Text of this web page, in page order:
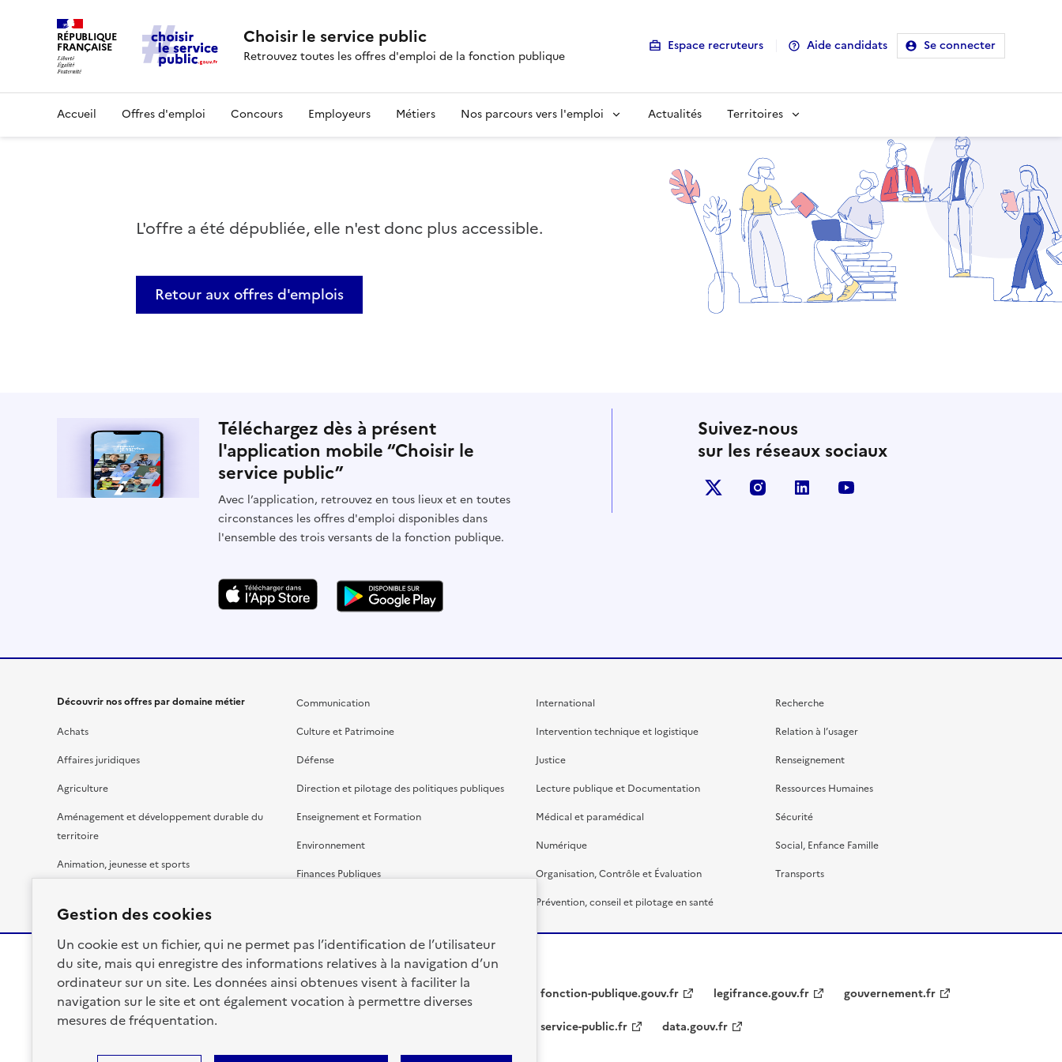
Gestion des cookies
Un cookie est un fichier, qui ne permet pas l’identification de l’utilisateur
du site, mais qui enregistre des informations relatives à la navigation d’un
ordinateur sur un site. Les données ainsi obtenues visent à faciliter la
navigation sur le site et ont également vocation à permettre diverses
mesures de fréquentation.
RÉPUBLIQUE
FRANÇAISE Choisir le service public
Retrouvez toutes les offres d'emploi de la fonction publique
Espace recruteurs Aide candidats Se connecter
Accueil Offres d'emploi Concours Employeurs Métiers Nos parcours vers l'emploi Actualités Territoires
L'offre a été dépubliée, elle n'est donc plus accessible.
Retour aux offres d'emplois
Téléchargez dès à présent
l'application mobile “Choisir le
service public”
Avec l’application, retrouvez en tous lieux et en toutes
circonstances les offres d'emploi disponibles dans
l'ensemble des trois versants de la fonction publique.
Suivez-nous
sur les réseaux sociaux
X (anciennement Twitter)
instagramlinkedin
Découvrir nos offres par domaine métier
Achats
Affaires juridiques
Agriculture
Aménagement et développement durable du
territoire
Animation, jeunesse et sports
Communication
Culture et Patrimoine
Défense
Direction et pilotage des politiques publiques
Enseignement et Formation
Environnement
Finances Publiques
International
Intervention technique et logistique
Justice
Lecture publique et Documentation
Médical et paramédical
Numérique
Organisation, Contrôle et Évaluation
Prévention, conseil et pilotage en santé
Recherche
Relation à l’usager
Renseignement
Ressources Humaines
Sécurité
Social, Enfance Famille
Transports
RÉPUBLIQUE
FRANÇAISE fonction-publique.gouv.fr legifrance.gouv.fr
gouvernement.fr
service-public.fr
data.gouv.fr